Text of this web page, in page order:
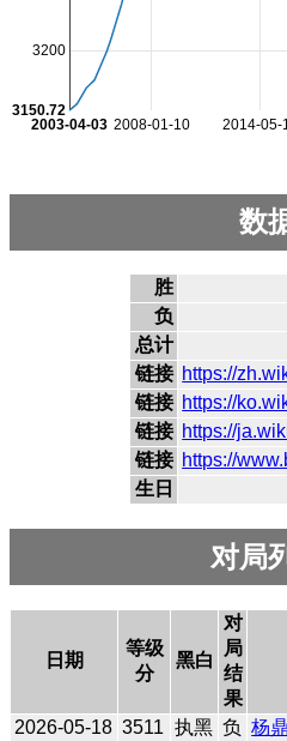
2008-01-10 2014-05-
2003-04-03
3200
3150.72
数
胜
负
总计
链接 https://
链接 https://
链接 https://
链接 https://
生日
对局
日期
等级
分
黑白
对
局
结
果
2026-05-18 3511 执黑 负 杨